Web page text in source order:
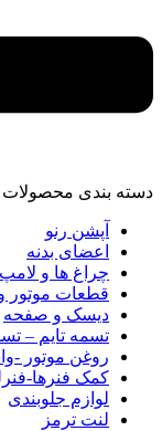
دسته‌ بندی محصولات
آپشن رنو
اعضای بدنه
چراغ ها و
قطعات موتور
دیسک و صفحه
تسمه تایم –
روغن موتور -
کمک فنرها-
لوازم جلوبندی
لنت ترمز